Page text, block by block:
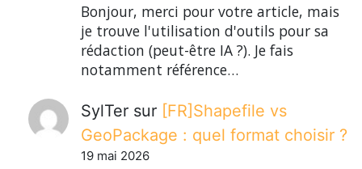
Bonjour, merci pour votre article, mais
je trouve l'utilisation d'outils pour sa
rédaction (peut-être IA ?). Je fais
notamment référence…
SylTer sur [FR]Shapefile vs
GeoPackage : quel format choisir ?
19 mai 2026